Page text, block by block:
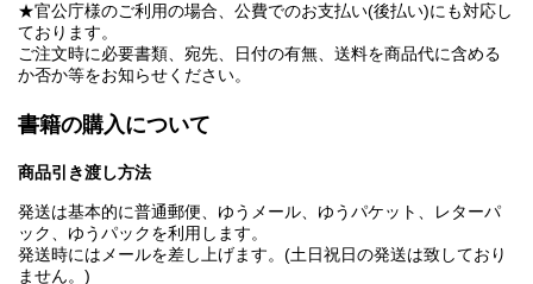
★官公庁様のご利用の場合、公費でのお支払い(後払い)にも対応し
ております。
ご注文時に必要書類、宛先、日付の有無、送料を商品代に含める
か否か等をお知らせください。
書籍の購入について
商品引き渡し方法
発送は基本的に普通郵便、ゆうメール、ゆうパケット、レターパ
ック、ゆうパックを利用します。
発送時にはメールを差し上げます。(土日祝日の発送は致しており
ません。)